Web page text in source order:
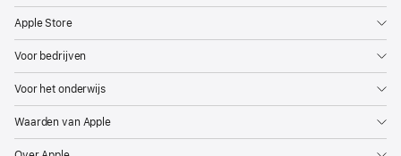
Apple Store
Voor bedrijven
Voor het onderwijs
Waarden van Apple